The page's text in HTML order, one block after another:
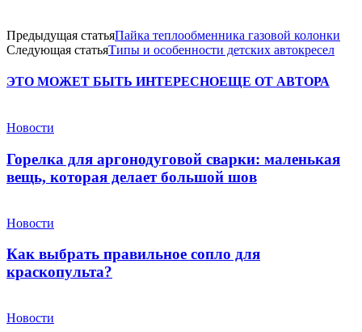
Предыдущая статьяПайка теплообменника газовой колонки
Следующая статьяТипы и особенности детских автокресел
ЭТО МОЖЕТ БЫТЬ ИНТЕРЕСНОЕЩЕ ОТ АВТОРА
Новости
Горелка для аргонодуговой сварки: маленькая
вещь, которая делает большой шов
Новости
Как выбрать правильное сопло для
краскопульта?
Новости